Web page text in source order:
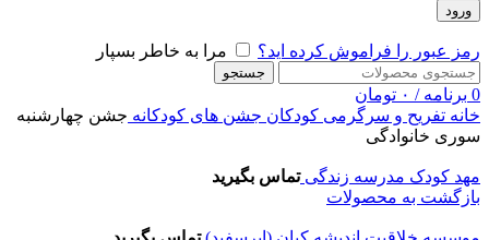
ورود
عبور را فراموش کرده اید؟ مرا به خاطر بسپار
جستجو
برنامه / ۰ تومان
تفریح و سرگرمی کودکانجشن های کودکانهجشن چهارشنبه
خانوادگی
کودک مدرسه زندگیتماس بگیرید
به محصولات